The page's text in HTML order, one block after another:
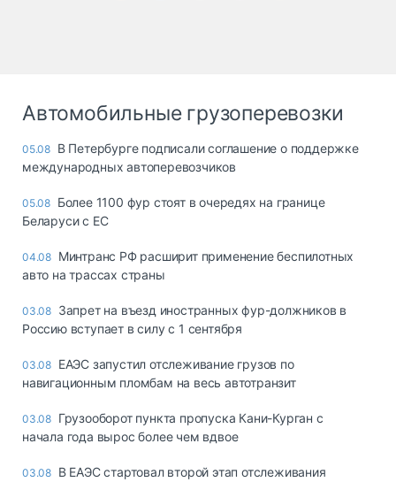
Автомобильные грузоперевозки
05.08 В Петербурге подписали соглашение о поддержке
международных автоперевозчиков
05.08 Более 1100 фур стоят в очередях на границе
Беларуси с ЕС
04.08 Минтранс РФ расширит применение беспилотных
авто на трассах страны
03.08 Запрет на въезд иностранных фур-должников в
Россию вступает в силу с 1 сентября
03.08 ЕАЭС запустил отслеживание грузов по
навигационным пломбам на весь автотранзит
03.08 Грузооборот пункта пропуска Кани-Курган с
начала года вырос более чем вдвое
03.08 В ЕАЭС стартовал второй этап отслеживания